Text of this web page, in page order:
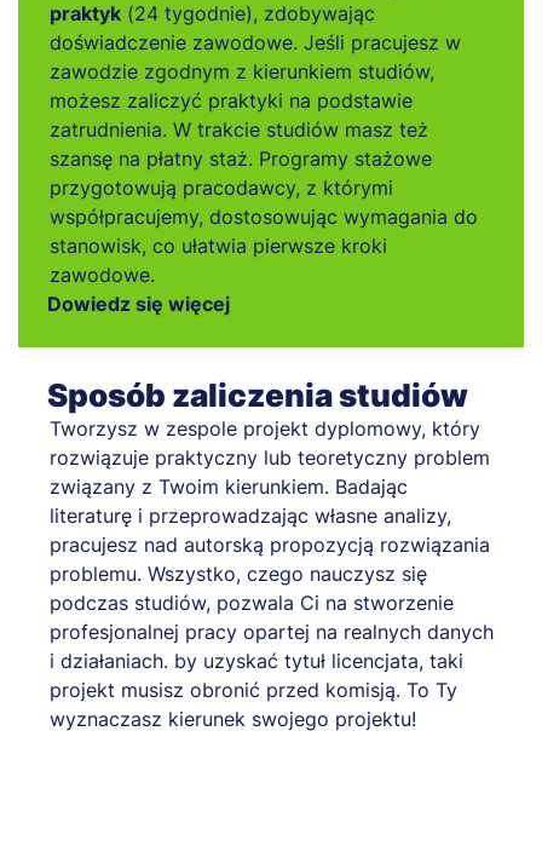
praktyk (24 tygodnie), zdobywając
doświadczenie zawodowe. Jeśli pracujesz w
zawodzie zgodnym z kierunkiem studiów,
możesz zaliczyć praktyki na podstawie
zatrudnienia. W trakcie studiów masz też
szansę na płatny staż. Programy stażowe
przygotowują pracodawcy, z którymi
współpracujemy, dostosowując wymagania do
stanowisk, co ułatwia pierwsze kroki
zawodowe.
Dowiedz się więcej
Sposób zaliczenia studiów
Tworzysz w zespole projekt dyplomowy, który
rozwiązuje praktyczny lub teoretyczny problem
związany z Twoim kierunkiem. Badając
literaturę i przeprowadzając własne analizy,
pracujesz nad autorską propozycją rozwiązania
problemu. Wszystko, czego nauczysz się
podczas studiów, pozwala Ci na stworzenie
profesjonalnej pracy opartej na realnych danych
i działaniach. by uzyskać tytuł licencjata, taki
projekt musisz obronić przed komisją. To Ty
wyznaczasz kierunek swojego projektu!